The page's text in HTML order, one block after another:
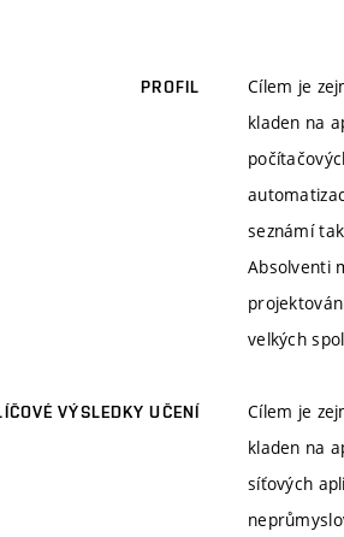
PROFIL
Cílem je
kladen na
seznámí
Absolventi
velkých
VÝSLEDKY UČENÍ
Cílem je
kladen na
síťových